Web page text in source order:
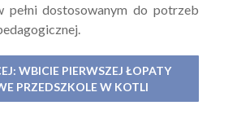
pełni dostosowanym do potrzeb
WBICIE PIERWSZEJ ŁOPATY
PRZEDSZKOLE W KOTLI